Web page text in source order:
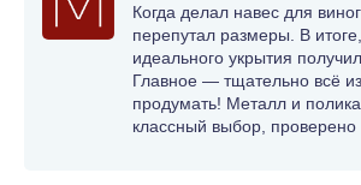
Когда делал навес для
перепутал размеры. В
идеального укрытия
Главное — тщательно всё
продумать! Металл и
классный выбор, проверено